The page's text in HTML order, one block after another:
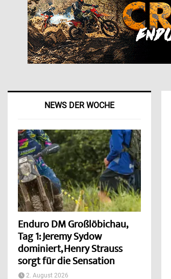
NEWS DER WOCHE
Enduro DM Großlöbichau,
Tag 1: Jeremy Sydow
dominiert, Henry Strauss
sorgt für die Sensation
2. August 2026